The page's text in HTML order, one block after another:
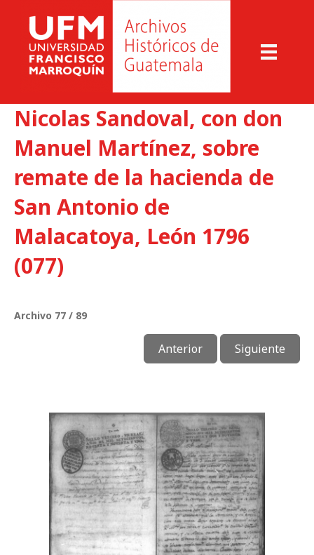
Nicolas Sandoval, con don
Manuel Martínez, sobre
remate de la hacienda de
San Antonio de
Malacatoya, León 1796
(077)
Archivo 77 / 89
Anterior Siguiente